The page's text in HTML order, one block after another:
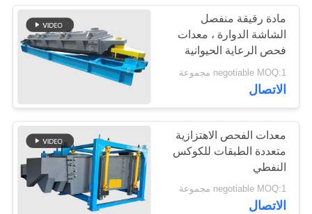
ناقل الاهتزاز
16
مادة رقيقة منفصل
الشاشة الدوارة ، معدات
فحص الرعاية الحيوانية
الدوارة
negotiable MOQ:1 مجموعة
الاتصال
معدات الفحص الاهتزازية
متعددة الطبقات للكوكس
النفطي
negotiable MOQ:1 مجموعة
الاتصال